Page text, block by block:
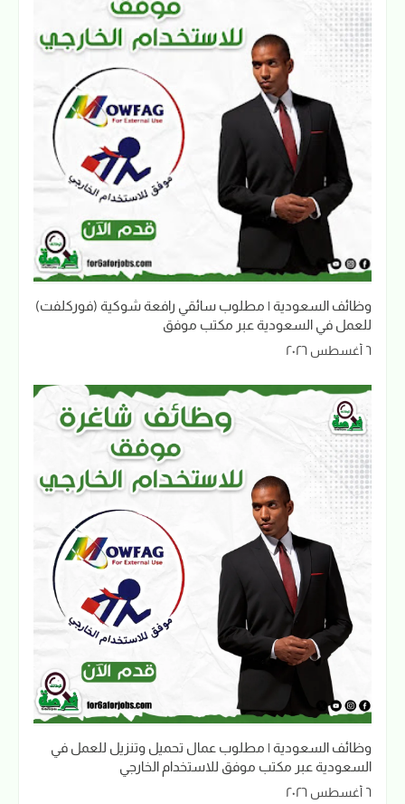
وظائف السعودية | مطلوب سائقي رافعة شوكية (فوركلفت)
للعمل في السعودية عبر مكتب موفق
٦ أغسطس ٢٠٢٦
وظائف السعودية | مطلوب عمال تحميل وتنزيل للعمل في
السعودية عبر مكتب موفق للاستخدام الخارجي
٦ أغسطس ٢٠٢٦